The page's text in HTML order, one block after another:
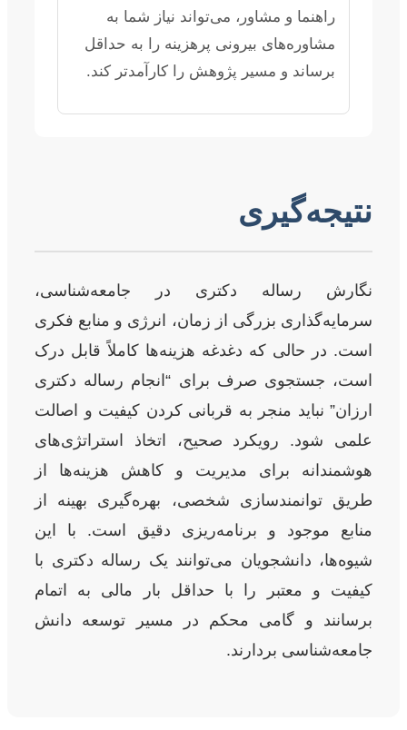
راهنما و مشاور، می‌تواند نیاز شما به
مشاوره‌های بیرونی پرهزینه را به حداقل
برساند و مسیر پژوهش را کارآمدتر کند.
نتیجه‌گیری
نگارش رساله دکتری در جامعه‌شناسی،
سرمایه‌گذاری بزرگی از زمان، انرژی و منابع فکری
است. در حالی که دغدغه هزینه‌ها کاملاً قابل درک
است، جستجوی صرف برای “انجام رساله دکتری
ارزان” نباید منجر به قربانی کردن کیفیت و اصالت
علمی شود. رویکرد صحیح، اتخاذ استراتژی‌های
هوشمندانه برای مدیریت و کاهش هزینه‌ها از
طریق توانمندسازی شخصی، بهره‌گیری بهینه از
منابع موجود و برنامه‌ریزی دقیق است. با این
شیوه‌ها، دانشجویان می‌توانند یک رساله دکتری با
کیفیت و معتبر را با حداقل بار مالی به اتمام
برسانند و گامی محکم در مسیر توسعه دانش
جامعه‌شناسی بردارند.